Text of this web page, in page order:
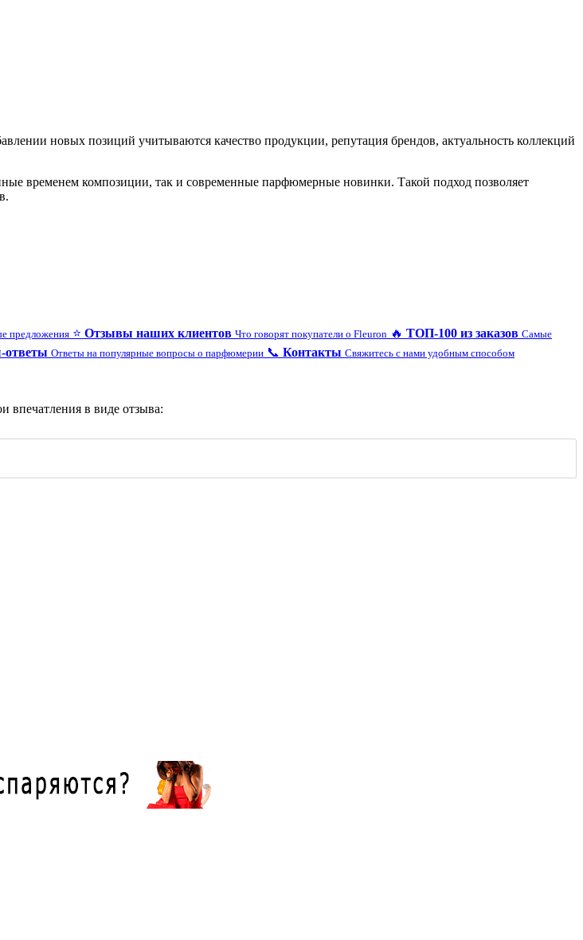
новых позиций учитываются качество продукции, репутация брендов, актуальность коллекций
временем композиции, так и современные парфюмерные новинки. Такой подход позволяет
предложения ⭐ Отзывы наших клиентов Что говорят покупатели о Fleuron 🔥 ТОП-100 из заказов Самые
ответы Ответы на популярные вопросы о парфюмерии 📞 Контакты Свяжитесь с нами удобным способом
впечатления в виде отзыва: